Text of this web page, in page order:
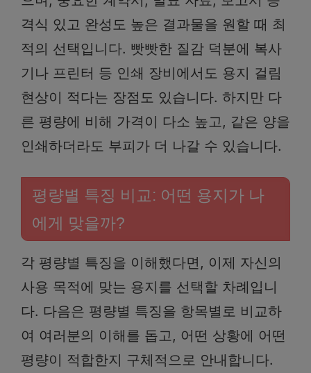
격식 있고 완성도 높은 결과물을 원할 때 최
적의 선택입니다. 빳빳한 질감 덕분에 복사
기나 프린터 등 인쇄 장비에서도 용지 걸림
현상이 적다는 장점도 있습니다. 하지만 다
른 평량에 비해 가격이 다소 높고, 같은 양을
인쇄하더라도 부피가 더 나갈 수 있습니다.
평량별 특징 비교: 어떤 용지가 나
에게 맞을까?
각 평량별 특징을 이해했다면, 이제 자신의
사용 목적에 맞는 용지를 선택할 차례입니
다. 다음은 평량별 특징을 항목별로 비교하
여 여러분의 이해를 돕고, 어떤 상황에 어떤
평량이 적합한지 구체적으로 안내합니다.